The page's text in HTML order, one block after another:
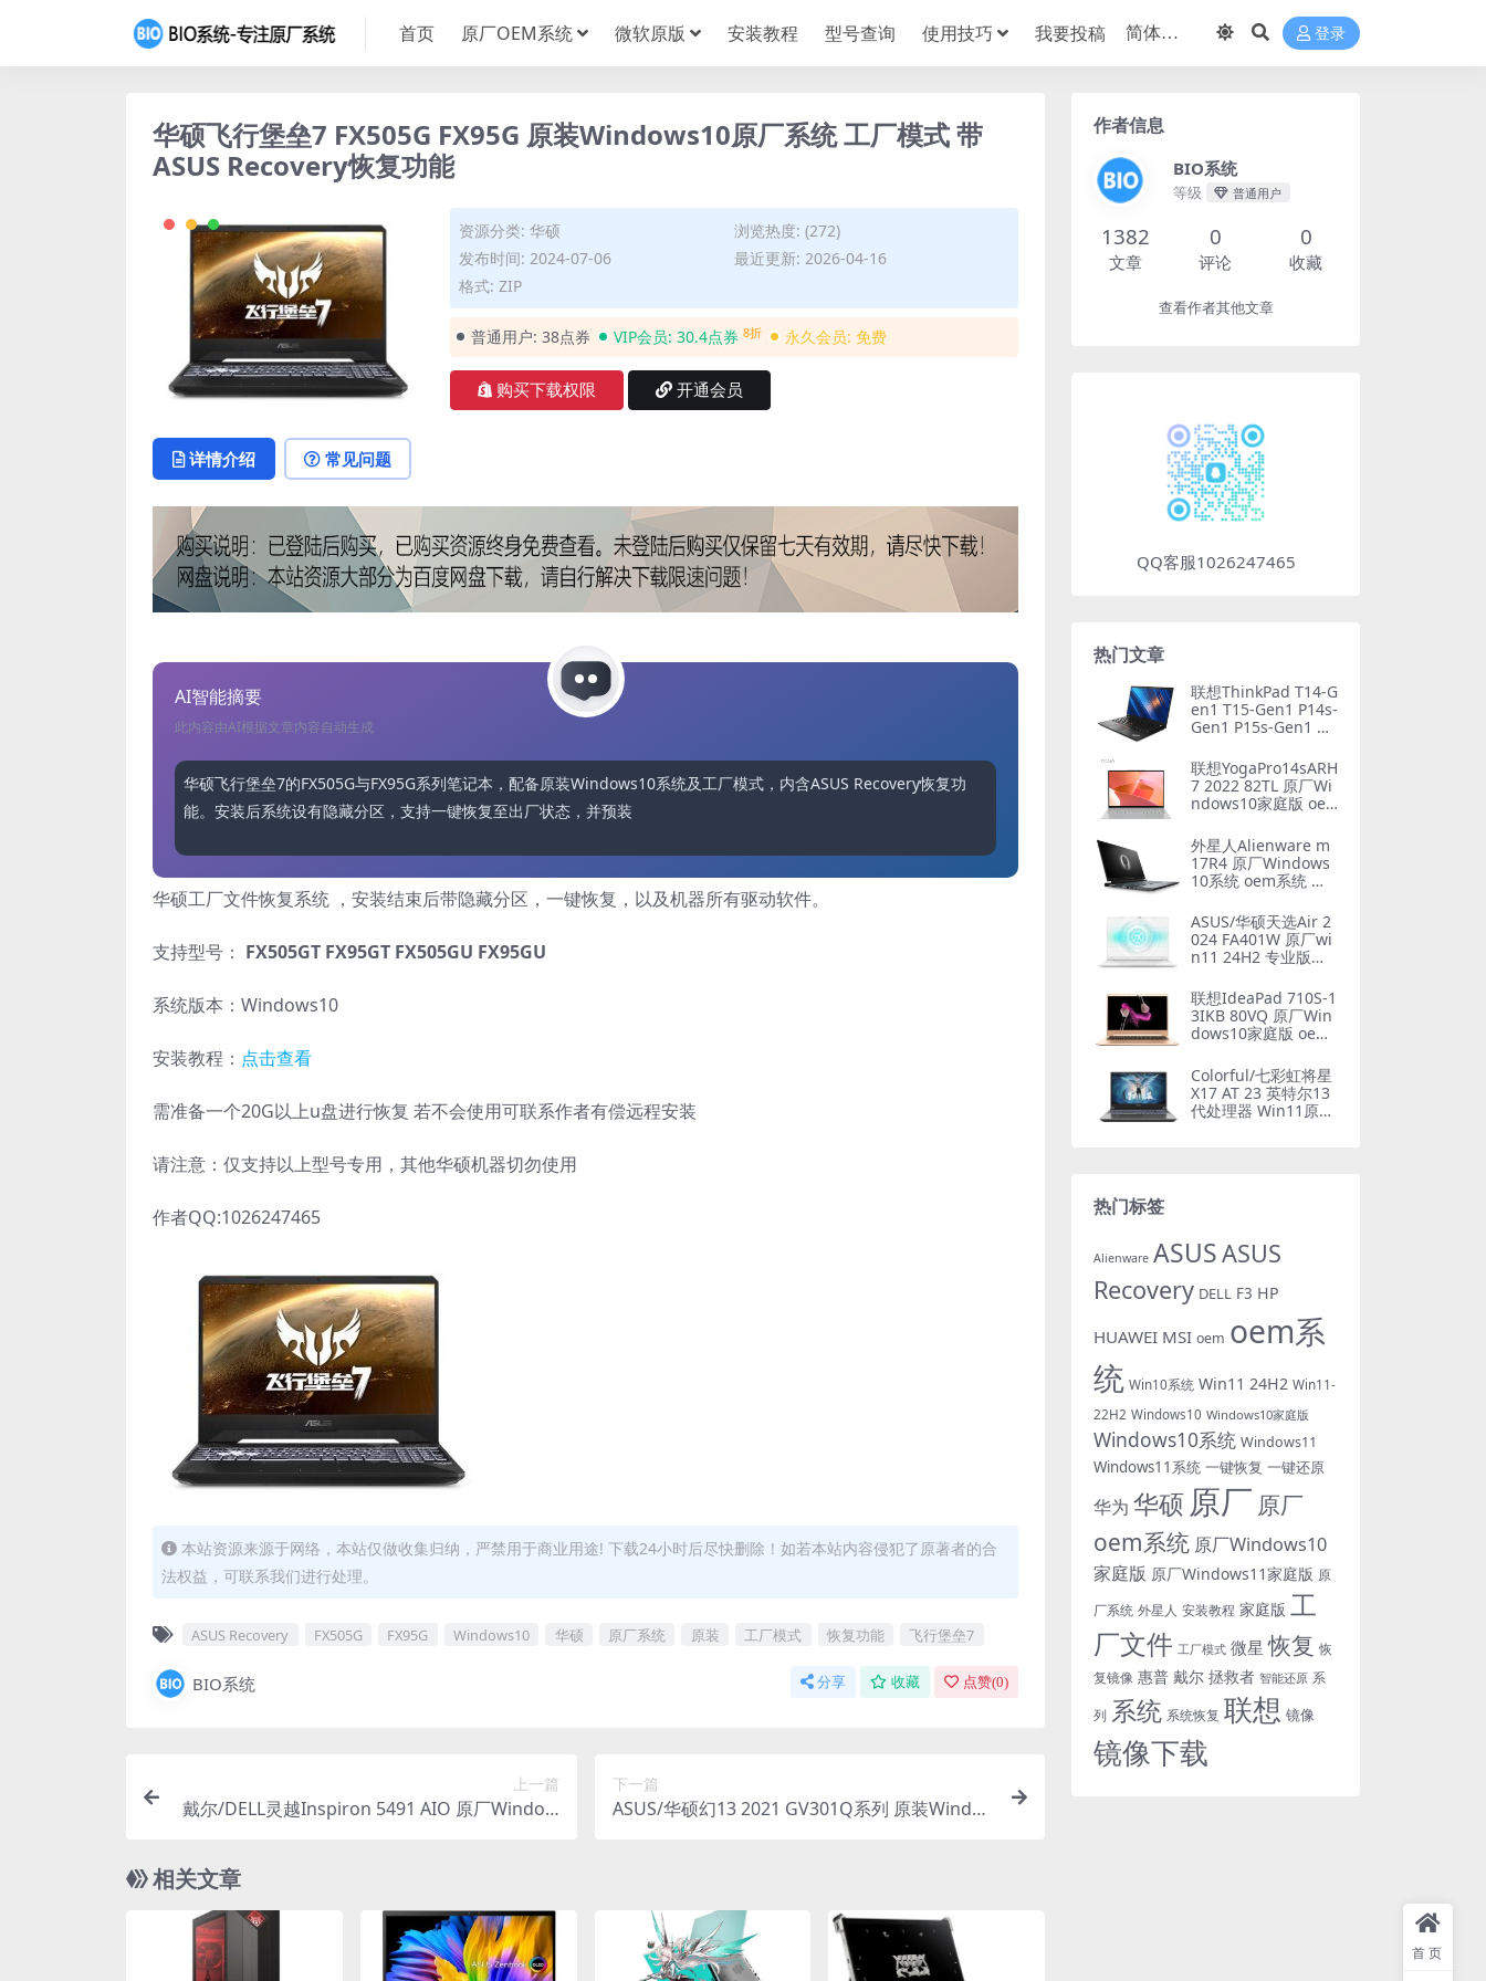
首页 原厂OEM系统 微软原版 安装教程 型号查询 使用技巧 我要投稿 登录
华硕飞行堡垒7 FX505G FX95G 原装Windows10原厂系统 工厂模式 带
ASUS Recovery恢复功能
资源分类: 华硕
浏览热度: (272)
发布时间: 2024-07-06
最近更新: 2026-04-16
格式: ZIP
普通用户: 38点券 VIP会员: 30.4点券 8折 永久会员: 免费
购买下载权限 开通会员
详情介绍 常见问题
AI智能摘要
此内容由AI根据文章内容自动生成
华硕飞行堡垒7的FX505G与FX95G系列笔记本，配备原装Windows10系统及工厂模式，内含ASUS Recovery恢复功
能。安装后系统设有隐藏分区，支持一键恢复至出厂状态，并预装所有必要驱动软件。此服
华硕工厂文件恢复系统 ，安装结束后带隐藏分区，一键恢复，以及机器所有驱动软件。
支持型号： FX505GT FX95GT FX505GU FX95GU
系统版本：Windows10
安装教程： 点击查看
需准备一个20G以上u盘进行恢复 若不会使用可联系作者有偿远程安装
请注意：仅支持以上型号专用，其他华硕机器切勿使用
作者QQ:1026247465
本站资源来源于网络，本站仅做收集归纳，严禁用于商业用途! 下载24小时后尽快删除！如若本站内容侵犯了原著者的合
法权益，可联系我们进行处理。
ASUS Recovery FX505G FX95G Windows10 华硕 原厂系统 原装 工厂模式 恢复功能 飞行堡垒7
BIO系统 分享 收藏 点赞(0)
上一篇
戴尔/DELL灵越Inspiron 5491 AIO 原厂Window
下一篇
ASUS/华硕幻13 2021 GV301Q系列 原装Windo
相关文章
作者信息
BIO系统
等级 普通用户
1382
文章
0
评论
0
收藏
查看作者其他文章
QQ客服1026247465
热门文章
联想ThinkPad T14-G
en1 T15-Gen1 P14s-
Gen1 P15s-Gen1 原
oem系统镜像下载
联想YogaPro14sARH
7 2022 82TL 原厂Wi
ndows10家庭版 oe
外星人Alienware m
17R4 原厂Windows
10系统 oem系统 带F
S Recovery恢复
ASUS/华硕天选Air 2
024 FA401W 原厂wi
n11 24H2 专业版系
Recovery恢复
联想IdeaPad 710S-1
3IKB 80VQ 原厂Win
dows10家庭版 oem
Colorful/七彩虹将星
X17 AT 23 英特尔13
代处理器 Win11原厂
热门标签
Alienware ASUSASUS
Recovery DELL F3 HP
HUAWEI MSI oem oem系
统 Win10系统 Win11 24H2 Win11-
22H2 Windows10 Windows10家庭版
Windows10系统 Windows11
Windows11系统 一键恢复 一键还原
华为 华硕 原厂 原厂
oem系统 原厂Windows10
家庭版 原厂Windows11家庭版 原
厂系统 外星人 安装教程 家庭版 工
厂文件 工厂模式 微星 恢复 恢
复镜像 惠普 戴尔 拯救者 智能还原 系
列 系统 系统恢复 联想 镜像
镜像下载
首页